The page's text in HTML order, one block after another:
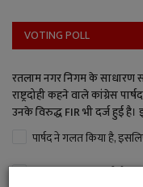
VOTING POLL
रतलाम नगर निगम के साधारण
राष्ट्रदोही कहने वाले कांग्रेस
उनके विरुद्ध FIR भी दर्ज हुई
पार्षद ने गलत किया है,
इतना बड़ा अपराध नहीं है,